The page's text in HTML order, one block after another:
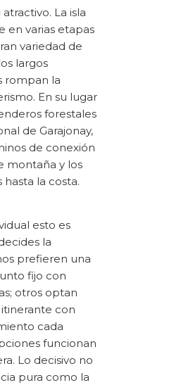
La isla
en varias etapas
variedad de
largos
rompan la
En su lugar
forestales
de Garajonay,
de conexión
montaña y los
hasta la costa.
esto es
la
prefieren una
fijo con
otros optan
con
cada
funcionan
Lo decisivo no
pura como la